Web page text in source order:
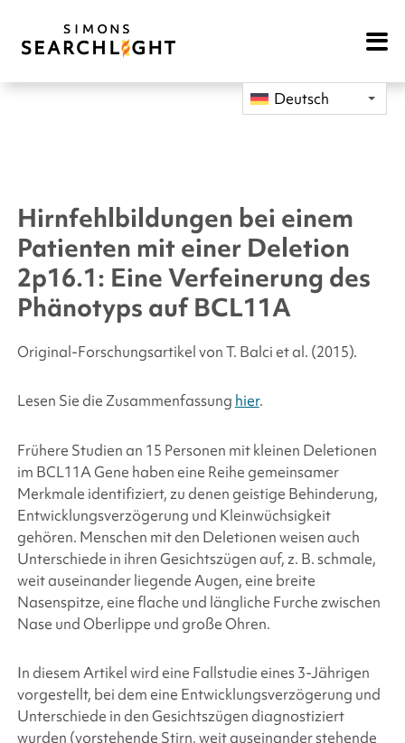
Open
Deutsch
Hirnfehlbildungen bei einem
Patienten mit einer Deletion
2p16.1: Eine Verfeinerung des
Phänotyps aufBCL11A
Original-Forschungsartikel von T. Balciet al. (2015).
Lesen Sie die Zusammenfassung hier.
Frühere Studien an 15 Personen mit kleinen Deletionen
im BCL11AGene haben eine Reihe gemeinsamer
Merkmale identifiziert, zu denen geistige Behinderung,
Entwicklungsverzögerung und Kleinwüchsigkeit
gehören. Menschen mit den Deletionen weisen auch
Unterschiede in ihren Gesichtszügen auf, z. B. schmale,
weit auseinander liegende Augen, eine breite
Nasenspitze, eine flache und längliche Furche zwischen
Nase und Oberlippe und große Ohren.
In diesem Artikel wird eine Fallstudie eines 3-Jährigen
vorgestellt, bei dem eine Entwicklungsverzögerung und
Unterschiede in den Gesichtszügen diagnostiziert
wurden (vorstehende Stirn, weit auseinander stehende